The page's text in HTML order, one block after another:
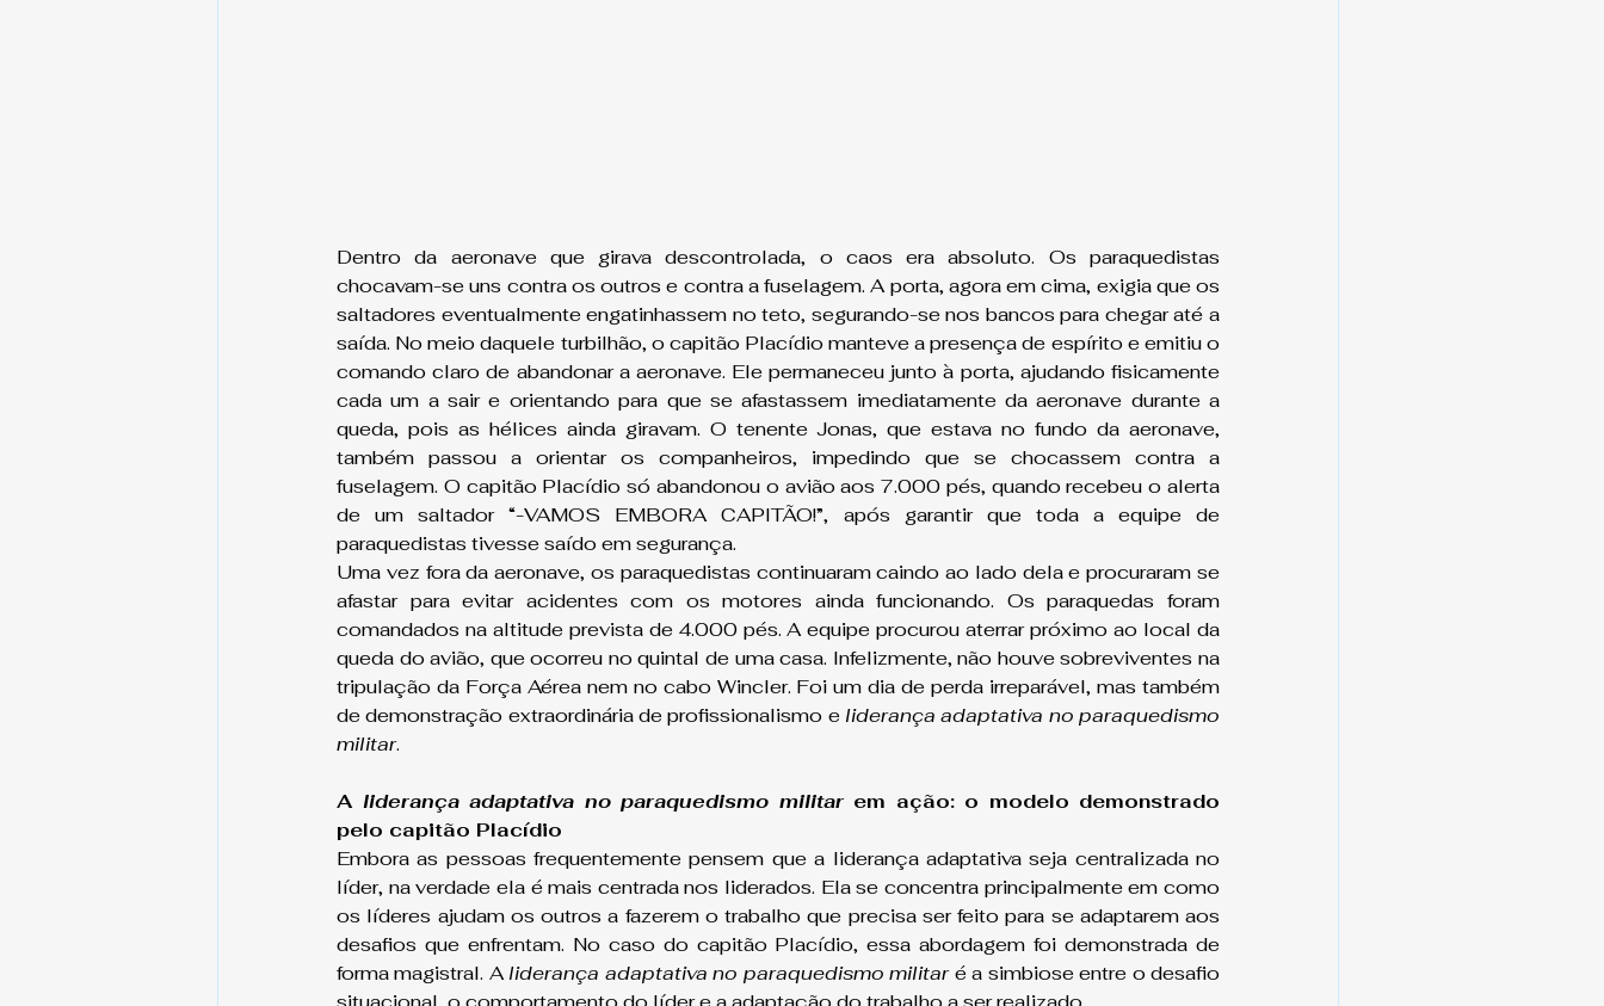
Dentro da aeronave que girava descontrolada, o caos era absoluto. Os paraquedistas
chocavam-se uns contra os outros e contra a fuselagem. A porta, agora em cima, exigia que os
saltadores eventualmente engatinhassem no teto, segurando-se nos bancos para chegar até a
saída. No meio daquele turbilhão, o capitão Placídio manteve a presença de espírito e emitiu o
comando claro de abandonar a aeronave. Ele permaneceu junto à porta, ajudando fisicamente
cada um a sair e orientando para que se afastassem imediatamente da aeronave durante a
queda, pois as hélices ainda giravam. O tenente Jonas, que estava no fundo da aeronave,
também passou a orientar os companheiros, impedindo que se chocassem contra a
fuselagem. O capitão Placídio só abandonou o avião aos 7.000 pés, quando recebeu o alerta
de um saltador “-VAMOS EMBORA CAPITÃO!”, após garantir que toda a equipe de
paraquedistas tivesse saído em segurança.
Uma vez fora da aeronave, os paraquedistas continuaram caindo ao lado dela e procuraram se
afastar para evitar acidentes com os motores ainda funcionando. Os paraquedas foram
comandados na altitude prevista de 4.000 pés. A equipe procurou aterrar próximo ao local da
queda do avião, que ocorreu no quintal de uma casa. Infelizmente, não houve sobreviventes na
tripulação da Força Aérea nem no cabo Wincler. Foi um dia de perda irreparável, mas também
de demonstração extraordinária de profissionalismo e liderança adaptativa no paraquedismo
militar.
A liderança adaptativa no paraquedismo militar em ação: o modelo demonstrado
pelo capitão Placídio
Embora as pessoas frequentemente pensem que a liderança adaptativa seja centralizada no
líder, na verdade ela é mais centrada nos liderados. Ela se concentra principalmente em como
os líderes ajudam os outros a fazerem o trabalho que precisa ser feito para se adaptarem aos
desafios que enfrentam. No caso do capitão Placídio, essa abordagem foi demonstrada de
forma magistral. A liderança adaptativa no paraquedismo militar é a simbiose entre o desafio